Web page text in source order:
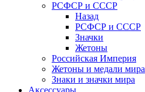
РСФСР и СССР
Назад
РСФСР и СССР
Значки
Жетоны
Российская Империя
Жетоны и медали мира
Знаки и значки мира
Аксессуары